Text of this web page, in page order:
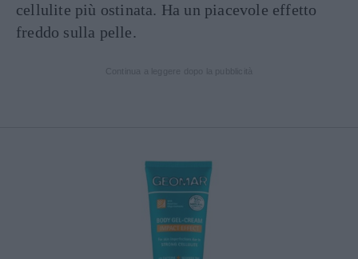
cellulite più ostinata. Ha un piacevole effetto
freddo sulla pelle.